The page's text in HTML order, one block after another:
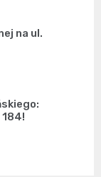
na ul.